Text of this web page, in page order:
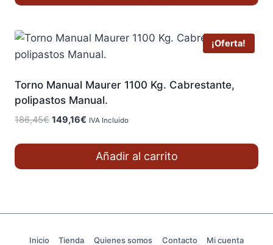
¡Oferta!
Torno Manual Maurer 1100 Kg. Cabrestante,
polipastos Manual.
186,45€ El
149,16€ El
es:
IVA Incluido
Añadir al carrito
Inicio Tienda Quienes somos Contacto Mi cuenta